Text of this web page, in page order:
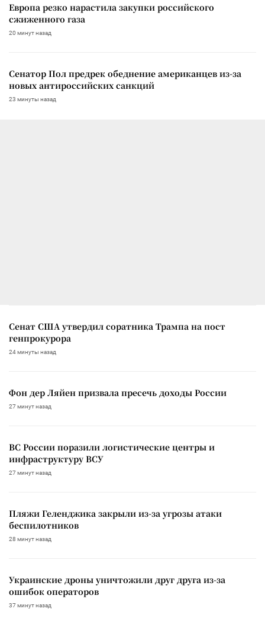
Европа резко нарастила закупки российского
сжиженного газа
20 минут назад
Сенатор Пол предрек обеднение американцев из-за
новых антироссийских санкций
23 минуты назад
Сенат США утвердил соратника Трампа на пост
генпрокурора
24 минуты назад
Фон дер Ляйен призвала пресечь доходы России
27 минут назад
ВС России поразили логистические центры и
инфраструктуру ВСУ
27 минут назад
Пляжи Геленджика закрыли из-за угрозы атаки
беспилотников
28 минут назад
Украинские дроны уничтожили друг друга из-за
ошибок операторов
37 минут назад